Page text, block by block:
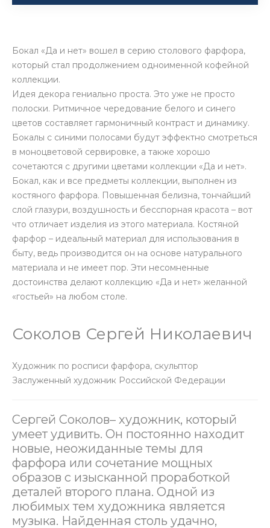
Бокал «Да и нет» вошел в серию столового фарфора,
который стал продолжением одноименной кофейной
коллекции.
Идея декора гениально проста. Это уже не просто
полоски. Ритмичное чередование белого и синего
цветов составляет гармоничный контраст и динамику.
Бокалы с синими полосами будут эффектно смотреться
в моноцветовой сервировке, а также хорошо
сочетаются с другими цветами коллекции «Да и нет».
Бокал, как и все предметы коллекции, выполнен из
костяного фарфора. Повышенная белизна, тончайший
слой глазури, воздушность и бесспорная красота – вот
что отличает изделия из этого материала. Костяной
фарфор – идеальный материал для использования в
быту, ведь производится он на основе натурального
материала и не имеет пор. Эти несомненные
достоинства делают коллекцию «Да и нет» желанной
«гостьей» на любом столе.
Соколов Сергей Николаевич
Художник по росписи фарфора, скульптор
Заслуженный художник Российской Федерации
Сергей Соколов– художник, который
умеет удивить. Он постоянно находит
новые, неожиданные темы для
фарфора или сочетание мощных
образов с изысканной проработкой
деталей второго плана. Одной из
любимых тем художника является
музыка. Найденная столь удачно,